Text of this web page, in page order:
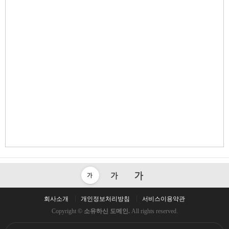
회사소개 개인정보처리방침
서비스이용약관
Copyright © 소유하신 도메인. All rights reserved.